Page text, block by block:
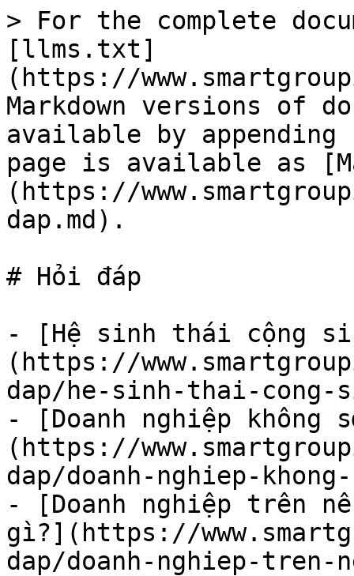
> For the complete
[llms.txt]
(https://
Markdown versions of
available by
page is available as
(https://
dap.md).
# Hỏi đáp
- [Hệ sinh thái cộng
(https://
dap/he-sinh-thai-
- [Doanh nghiệp không
(https://
dap/doanh-nghiep-
- [Doanh nghiệp trên
gì?](https://
dap/doanh-nghiep-